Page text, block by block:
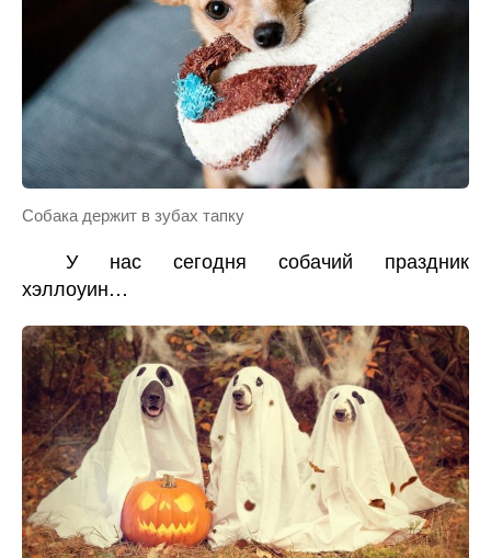
Собака держит в зубах тапку
У нас сегодня собачий праздник
хэллоуин…